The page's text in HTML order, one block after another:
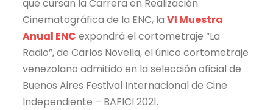
que cursan la Carrera en Realización
Cinematográfica de la ENC, laVI Muestra
Anual ENC expondrá el cortometraje “La
Radio”, de Carlos Novella, el único cortometraje
venezolano admitido en la selección oficial de
Buenos Aires Festival Internacional de Cine
Independiente – BAFICI 2021.